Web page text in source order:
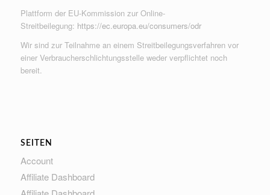
Plattform der EU-Kommission zur Online-
Streitbeilegung: https://ec.europa.eu/consumers/odr
Wir sind zur Teilnahme an einem Streitbeilegungsverfahren vor
einer Verbraucherschlichtungsstelle weder verpflichtet noch
bereit.
SEITEN
Account
Affiliate Dashboard